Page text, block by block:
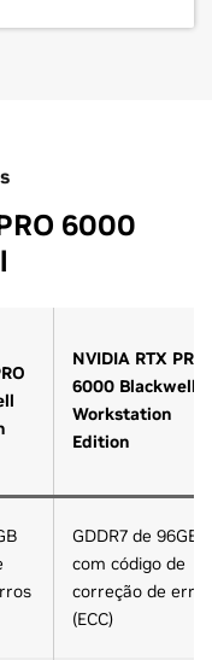
6000
NVIDIA RTX PRO
6000 Blackwell
Workstation
Edition
GDDR7 de 96GB
com código de
correção de erros
(ECC)